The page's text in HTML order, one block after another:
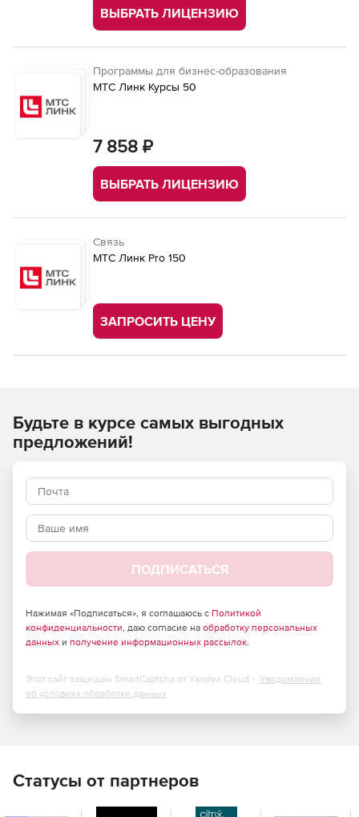
ВЫБРАТЬ ЛИЦЕНЗИЮ
Программы для бизнес-образования
МТС Линк Курсы 50
7 858 ₽
ВЫБРАТЬ ЛИЦЕНЗИЮ
Связь
МТС Линк Pro 150
ЗАПРОСИТЬ ЦЕНУ
Будьте в курсе самых выгодных
предложений!
ПОДПИСАТЬСЯ
Нажимая «Подписаться», я соглашаюсь с Политикой
конфиденциальности, даю согласие на обработку персональных
данных и получение информационных рассылок.
Этот сайт защищен SmartCaptcha от Yandex Cloud - Уведомление
об условиях обработки данных
Статусы от партнеров